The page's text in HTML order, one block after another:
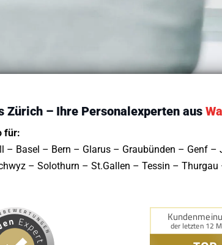
Zürich – Ihre Personalexperten aus
für:
– Basel – Bern – Glarus – Graubünden – Genf –
– Solothurn – St.Gallen – Tessin –